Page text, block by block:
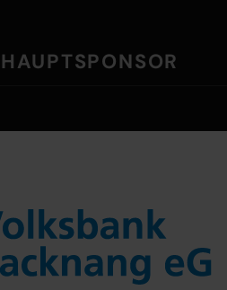
HAUPTSPONSOR